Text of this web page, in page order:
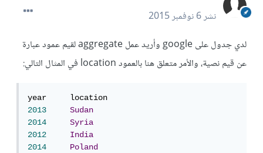
نشر6 نوفمبر 2015
لدي جدول على google وأريد عمل aggregate لقيم عمود عبارة
عن قيم نصية، والأمر متعلق هنا بالعمود location في المثال التالي:
2013
Sudan
2014
Syria
2012
India
2014
Poland